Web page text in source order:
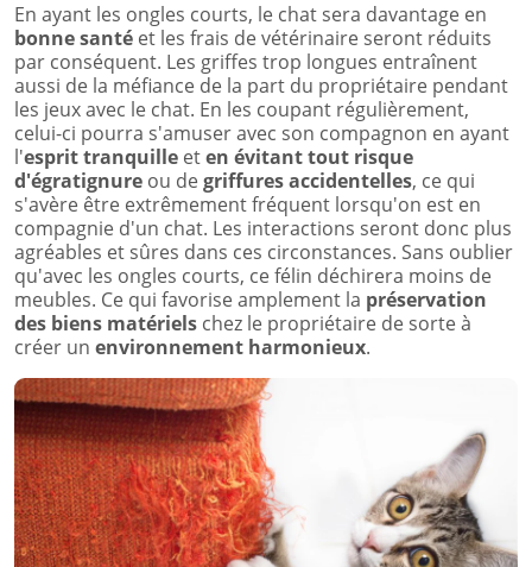
En ayant les ongles courts, le chat sera davantage en
bonne santé et les frais de vétérinaire seront réduits
par conséquent. Les griffes trop longues entraînent
aussi de la méfiance de la part du propriétaire pendant
les jeux avec le chat. En les coupant régulièrement,
celui-ci pourra s'amuser avec son compagnon en ayant
l'esprit tranquille eten évitant tout risque
d'égratignure ou degriffures accidentelles, ce qui
s'avère être extrêmement fréquent lorsqu'on est en
compagnie d'un chat. Les interactions seront donc plus
agréables et sûres dans ces circonstances. Sans oublier
qu'avec les ongles courts, ce félin déchirera moins de
meubles. Ce qui favorise amplement la préservation
des biens matériels chez le propriétaire de sorte à
créer un environnement harmonieux.